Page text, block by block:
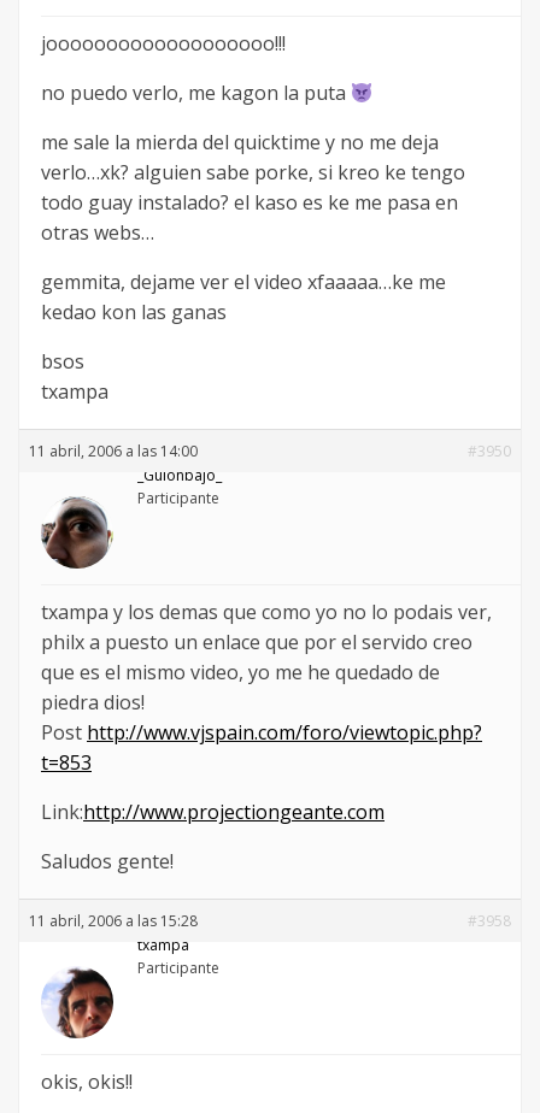
jooooooooooooooooooo!!!
no puedo verlo, me kagon la puta
me sale la mierda del quicktime y no me deja
verlo…xk? alguien sabe porke, si kreo ke tengo
todo guay instalado? el kaso es ke me pasa en
otras webs…
gemmita, dejame ver el video xfaaaaa…ke me
kedao kon las ganas
bsos
txampa
11 abril, 2006 a las 14:00
#3950
_Guionbajo_
Participante
txampa y los demas que como yo no lo podais ver,
philx a puesto un enlace que por el servido creo
que es el mismo video, yo me he quedado de
piedra dios!
Post http://www.vjspain.com/foro/viewtopic.php?
t=853
Link:http://www.projectiongeante.com
Saludos gente!
11 abril, 2006 a las 15:28
#3958
txampa
Participante
okis, okis!!